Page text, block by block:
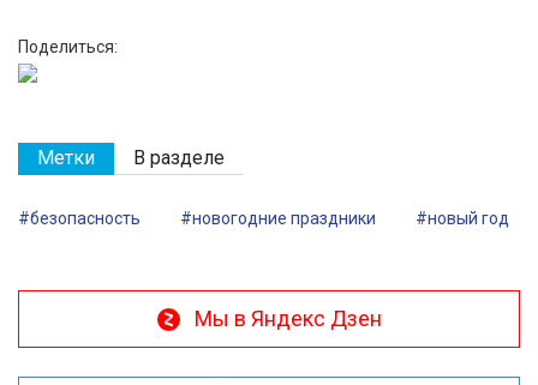
Поделиться:
Метки В разделе
#безопасность #новогодние праздники #новый год
Мы в Яндекс Дзен